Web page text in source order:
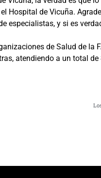
Hospital de Vicuña.
especialistas, y si es
de Salud de la
atendiendo a un total